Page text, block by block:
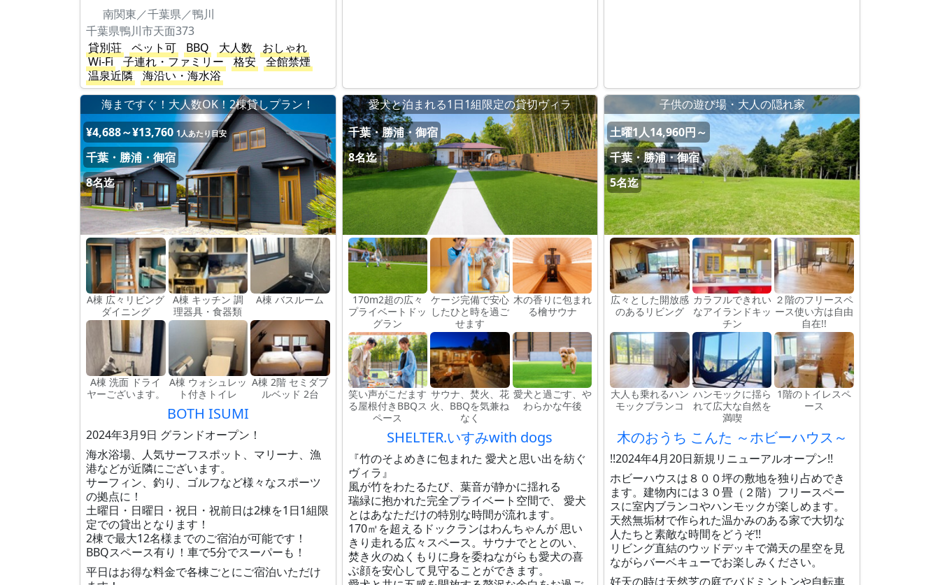
南関東／千葉県／鴨川
千葉県鴨川市天面373
貸別荘
ペット可 BBQ 大人数
おしゃれ
Wi-Fi
子連れ・ファミリー 格安
全館禁煙
温泉近隣
海沿い・海水浴
海まですぐ！大人数OK！2棟貸しプラン！
¥4,688～¥13,760 1人あたり目安
千葉・勝浦・御宿
8名迄
A棟 広々リビング
ダイニング
A棟 キッチン 調
理器具・食器類
A棟 バスルーム
A棟 洗面 ドライ
ヤーございます。
A棟 ウォシュレッ
ト付きトイレ
A棟 2階 セミダブ
ルベッド 2台
BOTH ISUMI
2024年3月9日 グランドオープン！
海水浴場、人気サーフスポット、マリーナ、漁
港などが近隣にございます。
サーフィン、釣り、ゴルフなど様々なスポーツ
の拠点に！
土曜日・日曜日・祝日・祝前日は2棟を1日1組限
定での貸出となります！
2棟で最大12名様までのご宿泊が可能です！
BBQスペース有り！車で5分でスーパーも！
平日はお得な料金で各棟ごとにご宿泊いただけ
愛犬と泊まれる1日1組限定の貸切ヴィラ
千葉・勝浦・御宿
8名迄
170m2超の広々
プライベートドッ
グラン
ケージ完備で安心
したひと時を過ご
せます
木の香りに包まれ
る檜サウナ
笑い声がこだます
る屋根付きBBQス
ペース
サウナ、焚火、花
火、BBQを気兼ね
なく
愛犬と過ごす、や
わらかな午後
SHELTER.いすみwith dogs
『竹のそよめきに包まれた 愛犬と思い出を紡ぐ
ヴィラ』
風が竹をわたるたび、葉音が静かに揺れる
瑞緑に抱かれた完全プライベート空間で、 愛犬
とはあなただけの特別な時間が流れます。
170㎡を超えるドックランはわんちゃんが 思い
きり走れる広々スペース。サウナでととのい、
焚き火のぬくもりに身を委ねながらも愛犬の喜
ぶ顔を安心して見守ることができます。
子供の遊び場・大人の隠れ家
土曜1人14,960円～
千葉・勝浦・御宿
5名迄
広々とした開放感
のあるリビング
カラフルできれい
なアイランドキッ
チン
２階のフリースペ
ース使い方は自由
自在!!
大人も乗れるハン
モックブランコ
ハンモックに揺ら
れて広大な自然を
満喫
1階のトイレスペ
ース
木のおうち こんた ～ホビーハウス～
!!2024年4月20日新規リニューアルオープン!!
ホビーハウスは８００坪の敷地を独り占めでき
ます。建物内には３０畳（２階）フリースペー
スに室内ブランコやハンモックが楽しめます。
天然無垢材で作られた温かみのある家で大切な
人たちと素敵な時間をどうぞ!!
リビング直結のウッドデッキで満天の星空を見
ながらバーベキューでお楽しみください。
好天の時は天然芝の庭でバドミントンや自転車